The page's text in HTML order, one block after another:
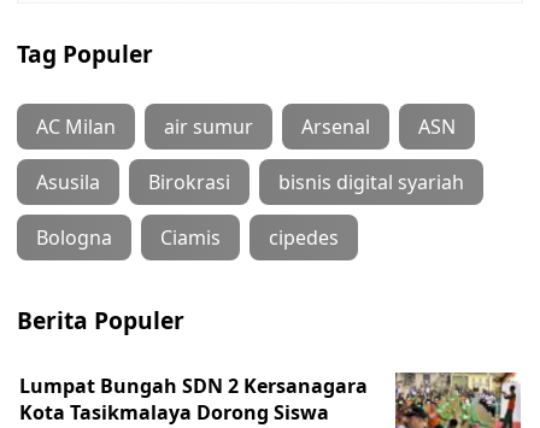
Tag Populer
AC Milan air sumur Arsenal ASN
Asusila Birokrasi bisnis digital syariah
Bologna Ciamis cipedes
Berita Populer
Lumpat Bungah SDN 2 Kersanagara
Kota Tasikmalaya Dorong Siswa